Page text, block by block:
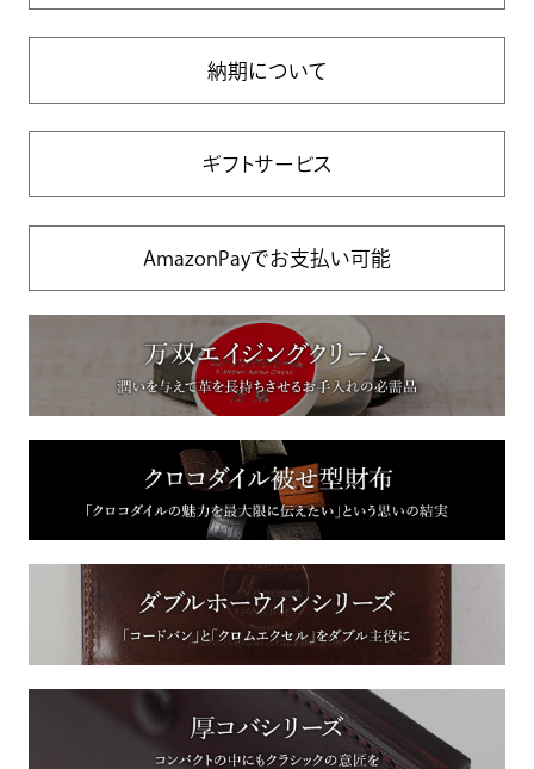
納期について
ギフトサービス
AmazonPayでお支払い可能